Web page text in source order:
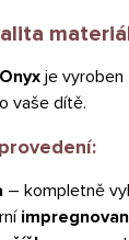
je vyroben
vaše dítě.
– kompletně